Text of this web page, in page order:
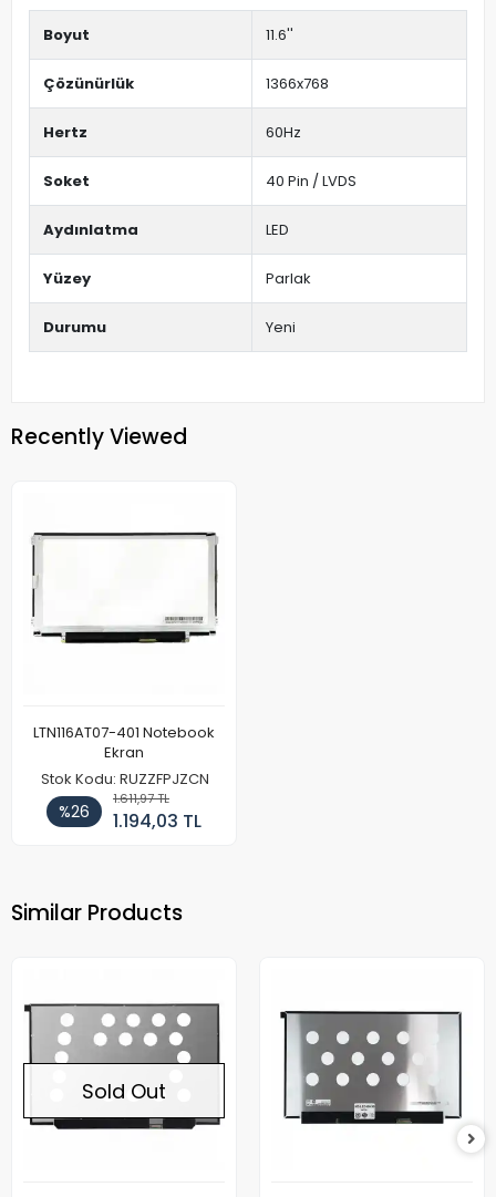
Boyut 11.6''
Çözünürlük 1366x768
Hertz 60Hz
Soket 40 Pin / LVDS
Aydınlatma LED
Yüzey Parlak
Durumu Yeni
Recently Viewed
LTN116AT07-401 Notebook
Ekran
Stok Kodu: RUZZFPJZCN
%26
1.611,97 TL
1.194,03 TL
Similar Products
Sold Out